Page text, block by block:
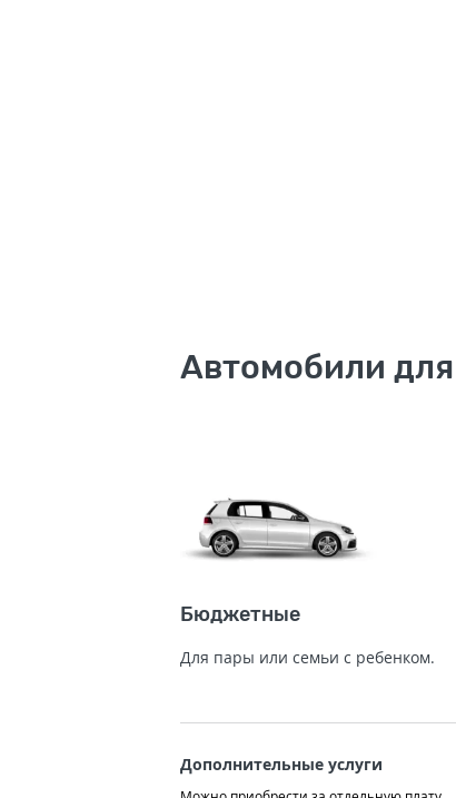
Автомобили
Бюджетные
Для пары или семьи с ребенком.
Дополнительные услуги